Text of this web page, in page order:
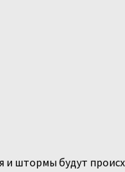
штормы будут